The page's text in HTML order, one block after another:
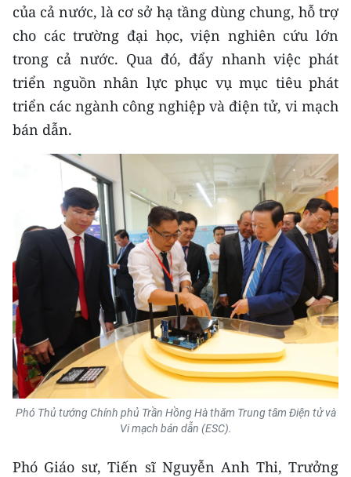
của cả nước, là cơ sở hạ tầng dùng chung, hỗ trợ
cho các trường đại học, viện nghiên cứu lớn
trong cả nước. Qua đó, đẩy nhanh việc phát
triển nguồn nhân lực phục vụ mục tiêu phát
triển các ngành công nghiệp và điện tử, vi mạch
bán dẫn.
Phó Thủ tướng Chính phủ Trần Hồng Hà thăm Trung tâm Điện tử và
Vi mạch bán dẫn (ESC).
Phó Giáo sư, Tiến sĩ Nguyễn Anh Thi, Trưởng